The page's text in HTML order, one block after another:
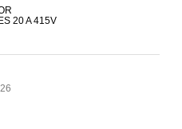
20 A 415V